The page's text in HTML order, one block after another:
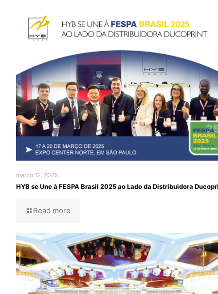
marzo 12, 2025
HYB se Une à FESPA Brasil 2025 ao Lado da Distribuidora
Read more